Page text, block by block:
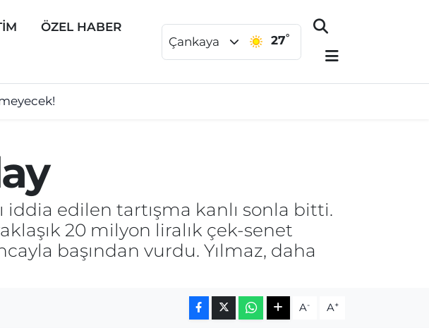
ÖZEL HABER
Çankaya 27°
iddia edilen tartışma kanlı sonla bitti.
20 milyon liralık çek-senet
başından vurdu. Yılmaz, daha
A- A+